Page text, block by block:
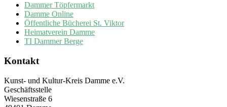
Dammer Töpfermarkt
Damme Online
Öffentliche Bücherei St. Viktor
Heimatverein Damme
TI Dammer Berge
Kontakt
Kunst- und Kultur-Kreis Damme e.V.
Geschäftsstelle
Wiesenstraße 6